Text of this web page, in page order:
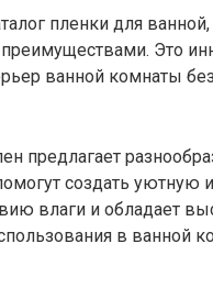
пленки для ванной,
Это
ванной комнаты
предлагает
создать уютную
влаги и обладает
в ванной